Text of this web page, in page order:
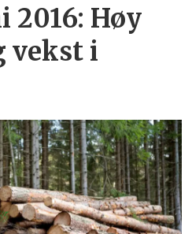
2016: Høy
vekst i